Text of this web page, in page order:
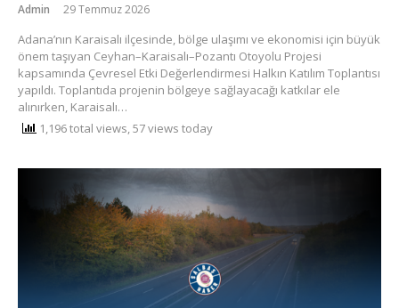
Admin 29 Temmuz 2026
​Adana’nın Karaisalı ilçesinde, bölge ulaşımı ve ekonomisi için büyük
önem taşıyan Ceyhan–Karaisalı–Pozantı Otoyolu Projesi
kapsamında Çevresel Etki Değerlendirmesi Halkın Katılım Toplantısı
yapıldı. Toplantıda projenin bölgeye sağlayacağı katkılar ele
alınırken, Karaisalı…
1,196 total views, 57 views today